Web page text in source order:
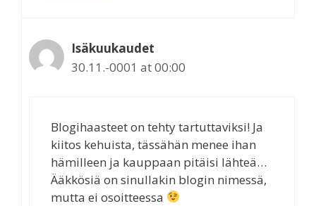
Isäkuukaudet
30.11.-0001 at 00:00
Blogihaasteet on tehty tartuttaviksi! Ja
kiitos kehuista, tässähän menee ihan
hämilleen ja kauppaan pitäisi lähteä…
Ääkkösiä on sinullakin blogin nimessä,
mutta ei osoitteessa